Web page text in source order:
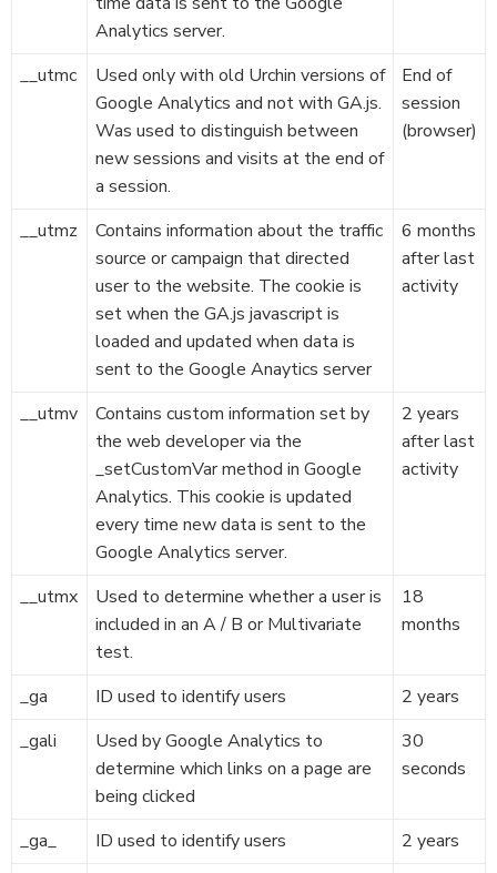
Analytics server.
__utmc
Used only with old Urchin versions of
Google Analytics and not with GA.js.
Was used to distinguish between
new sessions and visits at the end of
a session.
End of
session
(browser)
__utmz
Contains information about the traffic
source or campaign that directed
user to the website. The cookie is
set when the GA.js javascript is
loaded and updated when data is
sent to the Google Anaytics server
6 months
after last
activity
__utmv
Contains custom information set by
the web developer via the
_setCustomVar method in Google
Analytics. This cookie is updated
every time new data is sent to the
Google Analytics server.
2 years
after last
activity
__utmx
Used to determine whether a user is
included in an A / B or Multivariate
test.
18
months
_ga ID used to identify users
2 years
_gali
Used by Google Analytics to
determine which links on a page are
being clicked
30
seconds
_ga_ ID used to identify users 2 years